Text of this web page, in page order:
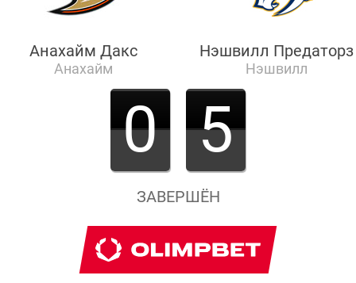
Анахайм Дакс
Анахайм
0 5
ЗАВЕРШЁН
Нэшвилл Предаторз
Нэшвилл